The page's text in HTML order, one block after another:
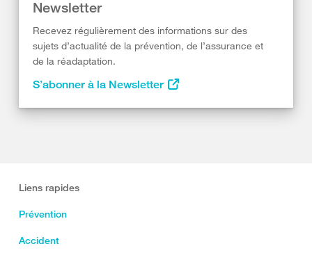
Newsletter
Recevez régulièrement des informations sur des
sujets d’actualité de la prévention, de l’assurance et
de la réadaptation.
S’abonner à la Newsletter
Liens rapides
Prévention
Accident